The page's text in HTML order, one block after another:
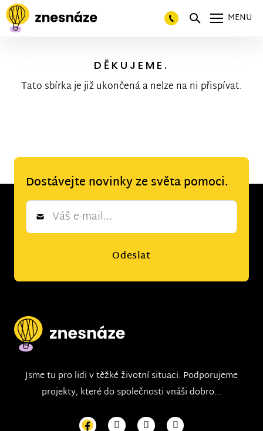
MENU
DĚKUJEME.
Tato sbírka je již ukončená a nelze na ni přispívat.
Dostávejte novinky ze světa pomoci.
Newsletter
Odeslat
Jsme tu pro lidi v těžké životní situaci. Podporujeme
projekty, které do společnosti vnáši dobro...